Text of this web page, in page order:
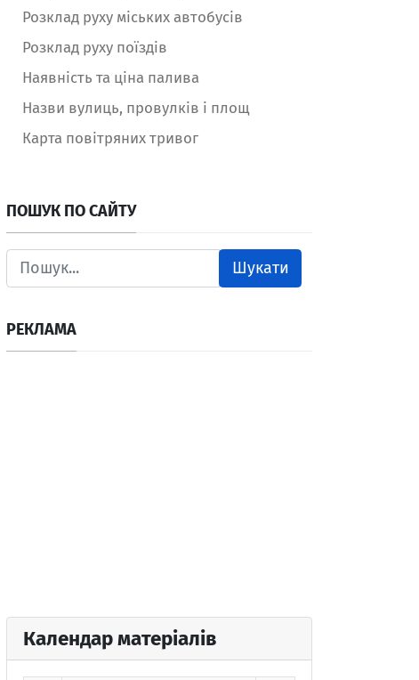
Розклад руху міських автобусів
Розклад руху поїздів
Наявність та ціна палива
Назви вулиць, провулків і площ
Карта повітряних тривог
ПОШУК ПО САЙТУ
Шукати
РЕКЛАМА
Календар матеріалів